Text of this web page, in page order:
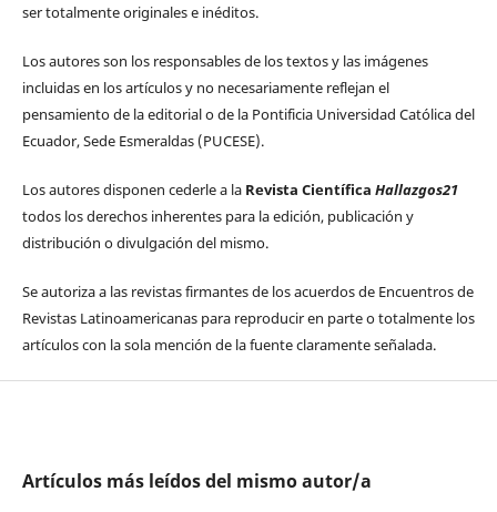
ser totalmente originales e inéditos.
Los autores son los responsables de los textos y las imágenes
incluidas en los artículos y no necesariamente reflejan el
pensamiento de la editorial o de la Pontificia Universidad Católica del
Ecuador, Sede Esmeraldas (PUCESE).
Los autores disponen cederle a la Revista Científica Hallazgos21
todos los derechos inherentes para la edición, publicación y
distribución o divulgación del mismo.
Se autoriza a las revistas firmantes de los acuerdos de Encuentros de
Revistas Latinoamericanas para reproducir en parte o totalmente los
artículos con la sola mención de la fuente claramente señalada.
Artículos más leídos del mismo autor/a